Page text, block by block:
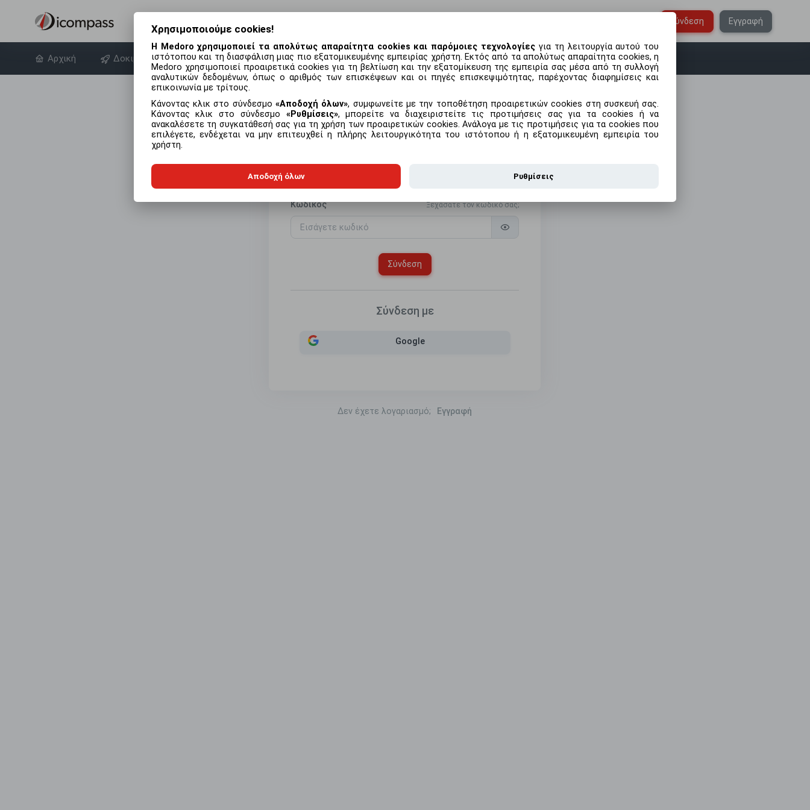
Σύνδεση Εγγραφή
Αρχική Δοκιμάστε δωρεάν Σχετικά με το προϊόν Συχνές ερωτήσεις
Σύνδεση
Ξεχάσατε τον κωδικό σας;
Κωδικός
Σύνδεση
Σύνδεση με
Google
Δεν έχετε λογαριασμό; Εγγραφή
Χρησιμοποιούμε cookies!
Η Medoro χρησιμοποιεί τα απολύτως απαραίτητα cookies και παρόμοιες τεχνολογίες για τη λειτουργία αυτού του
ιστότοπου και τη διασφάλιση μιας πιο εξατομικευμένης εμπειρίας χρήστη. Εκτός από τα απολύτως απαραίτητα cookies, η
Medoro χρησιμοποιεί προαιρετικά cookies για τη βελτίωση και την εξατομίκευση της εμπειρία σας μέσα από τη συλλογή
αναλυτικών δεδομένων, όπως ο αριθμός των επισκέψεων και οι πηγές επισκεψιμότητας, παρέχοντας διαφημίσεις και
επικοινωνία με τρίτους.
Κάνοντας κλικ στο σύνδεσμο Αποδοχή όλων , συμφωνείτε με την τοποθέτηση προαιρετικών cookies στη συσκευή σας.
Κάνοντας κλικ στο σύνδεσμο
Ρυθμίσεις , μπορείτε να διαχειριστείτε τις προτιμήσεις σας για τα cookies ή να
ανακαλέσετε τη συγκατάθεσή σας για τη χρήση των προαιρετικών cookies. Ανάλογα με τις προτιμήσεις για τα cookies που
επιλέγετε, ενδέχεται να μην επιτευχθεί η πλήρης λειτουργικότητα του ιστότοπου ή η εξατομικευμένη εμπειρία του
χρήστη.
Αποδοχή όλων Ρυθμίσεις